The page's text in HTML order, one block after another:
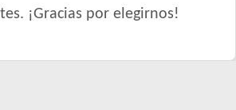
¡Gracias por elegirnos!